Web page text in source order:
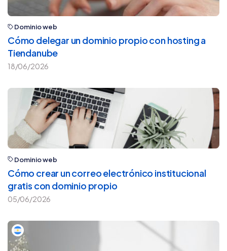
Dominio web
Cómo delegar un dominio propio con hosting a
Tiendanube
18/06/2026
Dominio web
Cómo crear un correo electrónico institucional
gratis con dominio propio
05/06/2026